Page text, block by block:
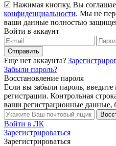
☑ Нажимая кнопку, Вы
конфиденциальности. Мы не
ваши данные полностью
Войти в аккаунт
Отправить
Еще нет аккаунта?
Забыли пароль?
Восстановление пароля
Если вы забыли пароль,
регистрации. Контрольная
ваши регистрационные данные,
Войти в ЛК
Зарегистрироваться
Зарегистрироваться